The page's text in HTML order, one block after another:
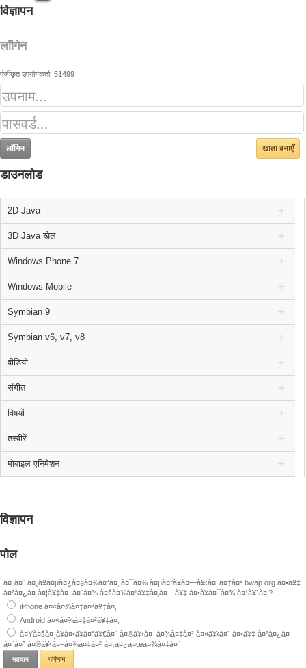
विज्ञापन
लॉगिन
पंजीकृत उपयोगकर्ता: 51499
खाता बनाएँ
डाउनलोड
2D Java
3D Java खेल
Windows Phone 7
Windows Mobile
Symbian 9
Symbian v6, v7, v8
वीडियो
संगीत
विषयों
तस्वीरें
मोबाइल एनिमेशन
विज्ञापन
पोल
à¤¨à¤ˆ à¤¸à¥à¤µà¤¿à¤§à¤¾à¤“à¤‚ à¤¯à¤¾ à¤µà¤°à¥à¤—à¥‹à¤‚ à¤†à¤ª bwap.org à¤•à¥‡
à¤²à¤¿à¤ à¤¦à¥‡à¤–à¤¨à¤¾ à¤šà¤¾à¤¹à¥‡à¤‚à¤—à¥‡ à¤•à¥à¤¯à¤¾ à¤¹à¥ˆà¤‚?
iPhone à¤«à¤¾à¤‡à¤²à¥‡à¤‚
Android à¤«à¤¾à¤‡à¤²à¥‡à¤‚
à¤Ÿà¤šà¤¸à¥à¤•à¥à¤°à¥€à¤¨ à¤®à¥‹à¤¬à¤¾à¤‡à¤² à¤«à¥‹à¤¨ à¤•à¥‡ à¤²à¤¿à¤
à¤¨à¤ˆ à¤®à¥‹à¤¬à¤¾à¤‡à¤² à¤¡à¤¿à¤œà¤¾à¤‡à¤¨
परिणाम